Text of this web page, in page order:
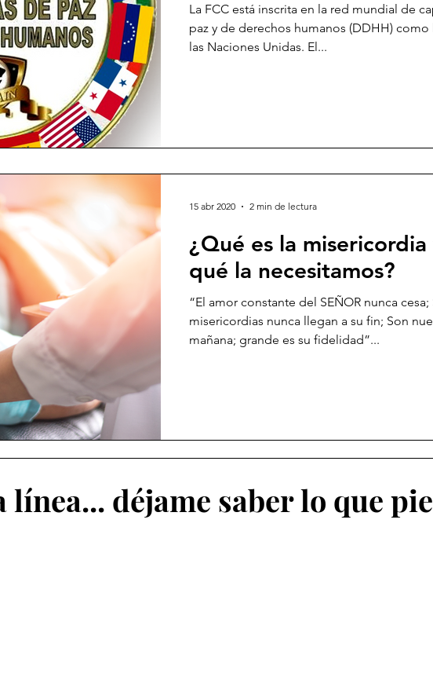
La FCC está inscrita en la red mundial de
paz y de derechos humanos (DDHH)
las Naciones Unidas. El...
¿Qué es la
qué la necesitamos?
“El amor constante del SEÑOR nunca cesa;
misericordias nunca llegan a su fin; Son
mañana; grande es su fidelidad”...
15 abr 2020 2 min de lectura
línea... déjame saber lo que